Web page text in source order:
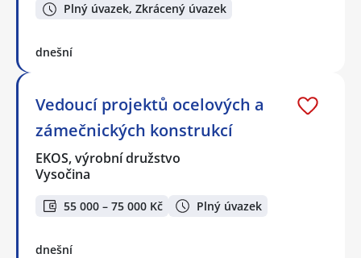
Plný úvazek, Zkrácený úvazek
dnešní
Vedoucí projektů ocelových a
zámečnických konstrukcí
EKOS, výrobní družstvo
Vysočina
55 000 – 75 000 Kč Plný úvazek
dnešní